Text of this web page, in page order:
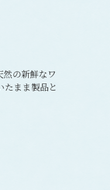
の新鮮なワ
たまま製品と